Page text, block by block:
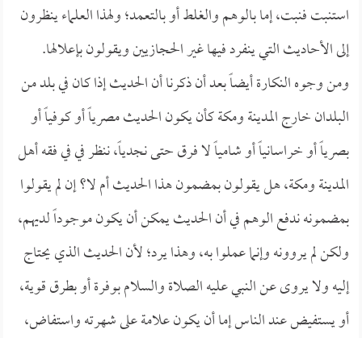
استنبت فنبت، إما بالوهم والغلط أو بالتعمد؛ ولهذا العلماء ينظرون
إلى الأحاديث التي ينفرد فيها غير الحجازيين ويقولون بإعلالها.
ومن وجوه النكارة أيضاً بعد أن ذكرنا أن الحديث إذا كان في بلد من
البلدان خارج المدينة ومكة كأن يكون الحديث مصرياً أو كوفياً أو
بصرياً أو خراسانياً أو شامياً لا فرق حتى نجدياً، ننظر في في فقه أهل
المدينة ومكة، هل يقولون بمضمون هذا الحديث أم لا؟ إن لم يقولوا
بمضمونه ندفع الوهم في أن الحديث يمكن أن يكون موجوداً لديهم،
ولكن لم يروونه وإنما عملوا به، وهذا يرد؛ لأن الحديث الذي يحتاج
إليه ولا يروى عن النبي عليه الصلاة والسلام بوفرة أو بطرق قوية،
أو يستفيض عند الناس إما أن يكون علامة على شهرته واستفاض،